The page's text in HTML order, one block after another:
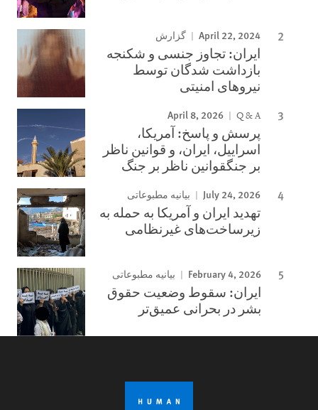
April 22, 2024 گزارش
ایران: تجاوز جنسی و شکنجه
بازداشت شدگان توسط
نیروهای امنیتی
April 8, 2026 Q & A
پرسش و پاسخ: آمریکا،
اسراییل، ایران، و قوانین ناظر
بر جنگقوانین ناظر بر جنگ
July 24, 2026 بیانیه مطبوعاتی
تهدید ایران و آمریکا به حمله به
زیرساخت‌های غیرنظامی
February 4, 2026 بیانیه مطبوعاتی
ایران: سقوط وضعیت حقوق
بشر در بحرانی عمیق‌تر